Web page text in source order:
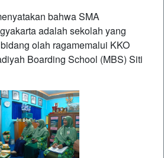
bahwa SMA
adalah sekolah yang
olah ragamemalui KKO
Boarding School (MBS) Siti